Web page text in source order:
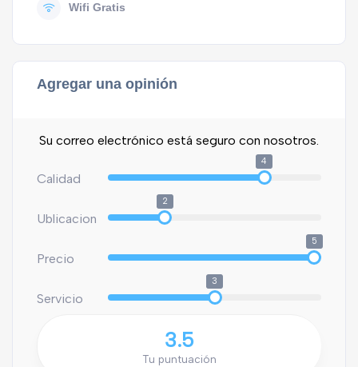
Wifi Gratis
Agregar una opinión
Su correo electrónico está seguro con nosotros.
Calidad
4
Ublicacion
2
Precio
5
Servicio
3
3.5
Tu puntuación